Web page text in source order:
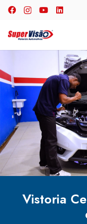
Vistoria